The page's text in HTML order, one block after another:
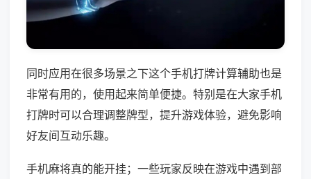
同时应用在很多场景之下这个手机打牌计算辅助也是
非常有用的，使用起来简单便捷。特别是在大家手机
打牌时可以合理调整牌型，提升游戏体验，避免影响
好友间互动乐趣。
手机麻将真的能开挂；一些玩家反映在游戏中遇到部